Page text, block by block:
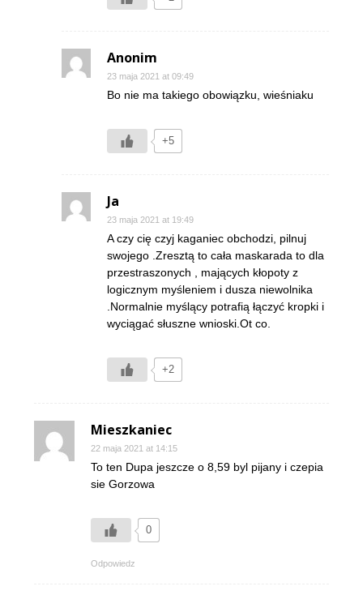
Anonim
23 maja 2021 at 09:49
Bo nie ma takiego obowiązku, wieśniaku
+5
Ja
23 maja 2021 at 19:49
A czy cię czyj kaganiec obchodzi, pilnuj
swojego .Zresztą to cała maskarada to dla
przestraszonych , mających kłopoty z
logicznym myśleniem i dusza niewolnika
.Normalnie myślący potrafią łączyć kropki i
wyciągać słuszne wnioski.Ot co.
+2
Mieszkaniec
22 maja 2021 at 14:15
To ten Dupa jeszcze o 8,59 byl pijany i czepia
sie Gorzowa
0
Odpowiedz